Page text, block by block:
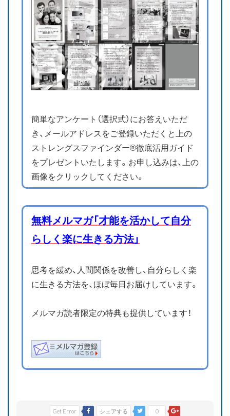
簡単なアンケート（選択式）にお答えいただ
き、メールアドレスをご登録いただくと上の
ストレングスファインダー®徹底活用ガイド
をプレゼントいたします。お申し込みは、上の
画像をクリックしてください。
無料メルマガ「才能を活かして自分
らしく楽に生きる方法」
思考を緩め、人間関係を改善し、自分らしく楽
に生きる方法を、ほぼ毎日お届けしています。
メルマガ読者限定の特典も提供しています！
Get Error シェアする 0